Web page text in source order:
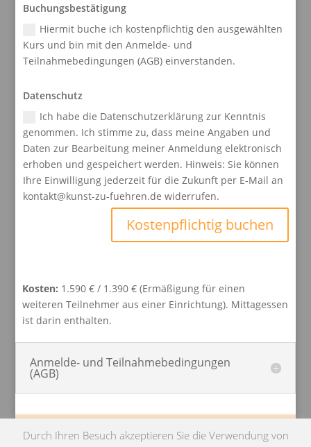
Buchungsbestätigung
Hiermit buche ich kostenpflichtig den ausgewählten
Kurs und bin mit den Anmelde- und
Teilnahmebedingungen (AGB) einverstanden.
Datenschutz
Ich habe die Datenschutzerklärung zur Kenntnis
genommen. Ich stimme zu, dass meine Angaben und
Daten zur Bearbeitung meiner Anmeldung elektronisch
erhoben und gespeichert werden. Hinweis: Sie können
Ihre Einwilligung jederzeit für die Zukunft per E-Mail an
kontakt@kunst-zu-fuehren.de widerrufen.
Kostenpflichtig buchen
Kosten: 1.590 € / 1.390 € (Ermäßigung für einen
weiteren Teilnehmer aus einer Einrichtung). Mittagessen
ist darin enthalten.
Anmelde- und Teilnahmebedingungen
(AGB)
Impressum Datenschutz
Durch Ihren Besuch akzeptieren Sie die Verwendung von